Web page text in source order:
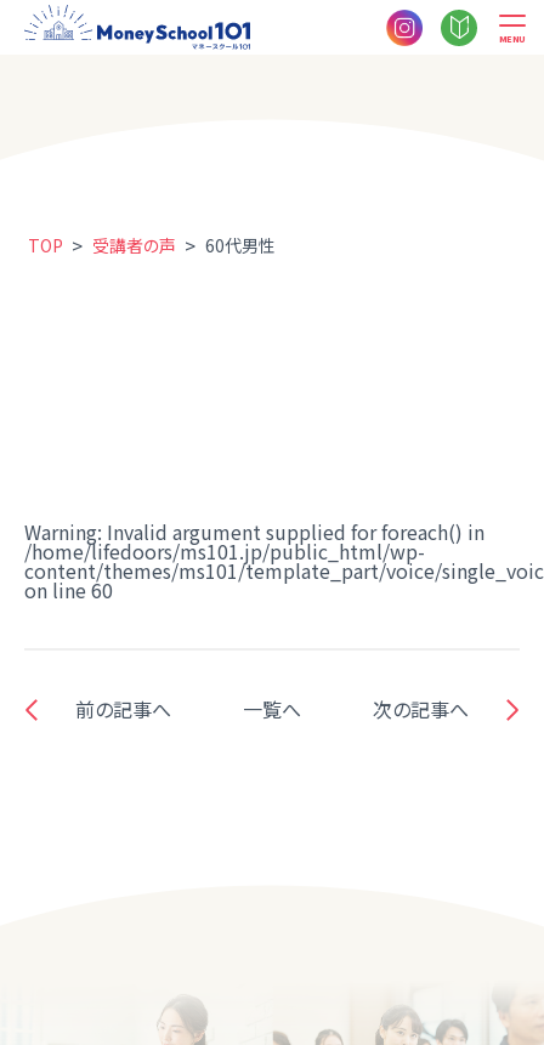
MENU
TOP > 受講者の声 > 60代男性
Warning: Invalid argument supplied for foreach() in
/home/lifedoors/ms101.jp/public_html/wp-
content/themes/ms101/template_part/voice/
on line 60
前の記事へ 一覧へ 次の記事へ